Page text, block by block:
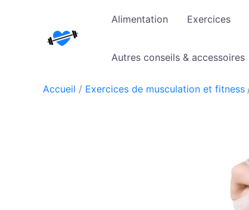
Alimentation Exercices
Autres conseils & accessoires
Accueil Exercices de musculation et fitness